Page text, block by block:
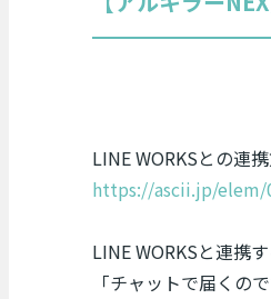
LINE WORKSとの連
https://ascii.jp/elem/
LINE WORKSと連携
「チャットで届くの